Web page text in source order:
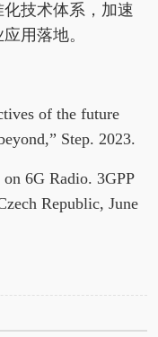
技术体系，加速
用落地。
of the future
Step. 2023.
6G Radio. 3GPP
Republic, June